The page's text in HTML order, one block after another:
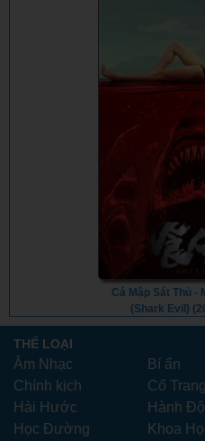
Cá Mập Sát Thủ -
(Shark Evil)
THỂ LOẠI
Âm Nhạc Bí ẩn
Chính kịch
Cổ Trang
Hài Hước
Hành
Học Đường
Khoa